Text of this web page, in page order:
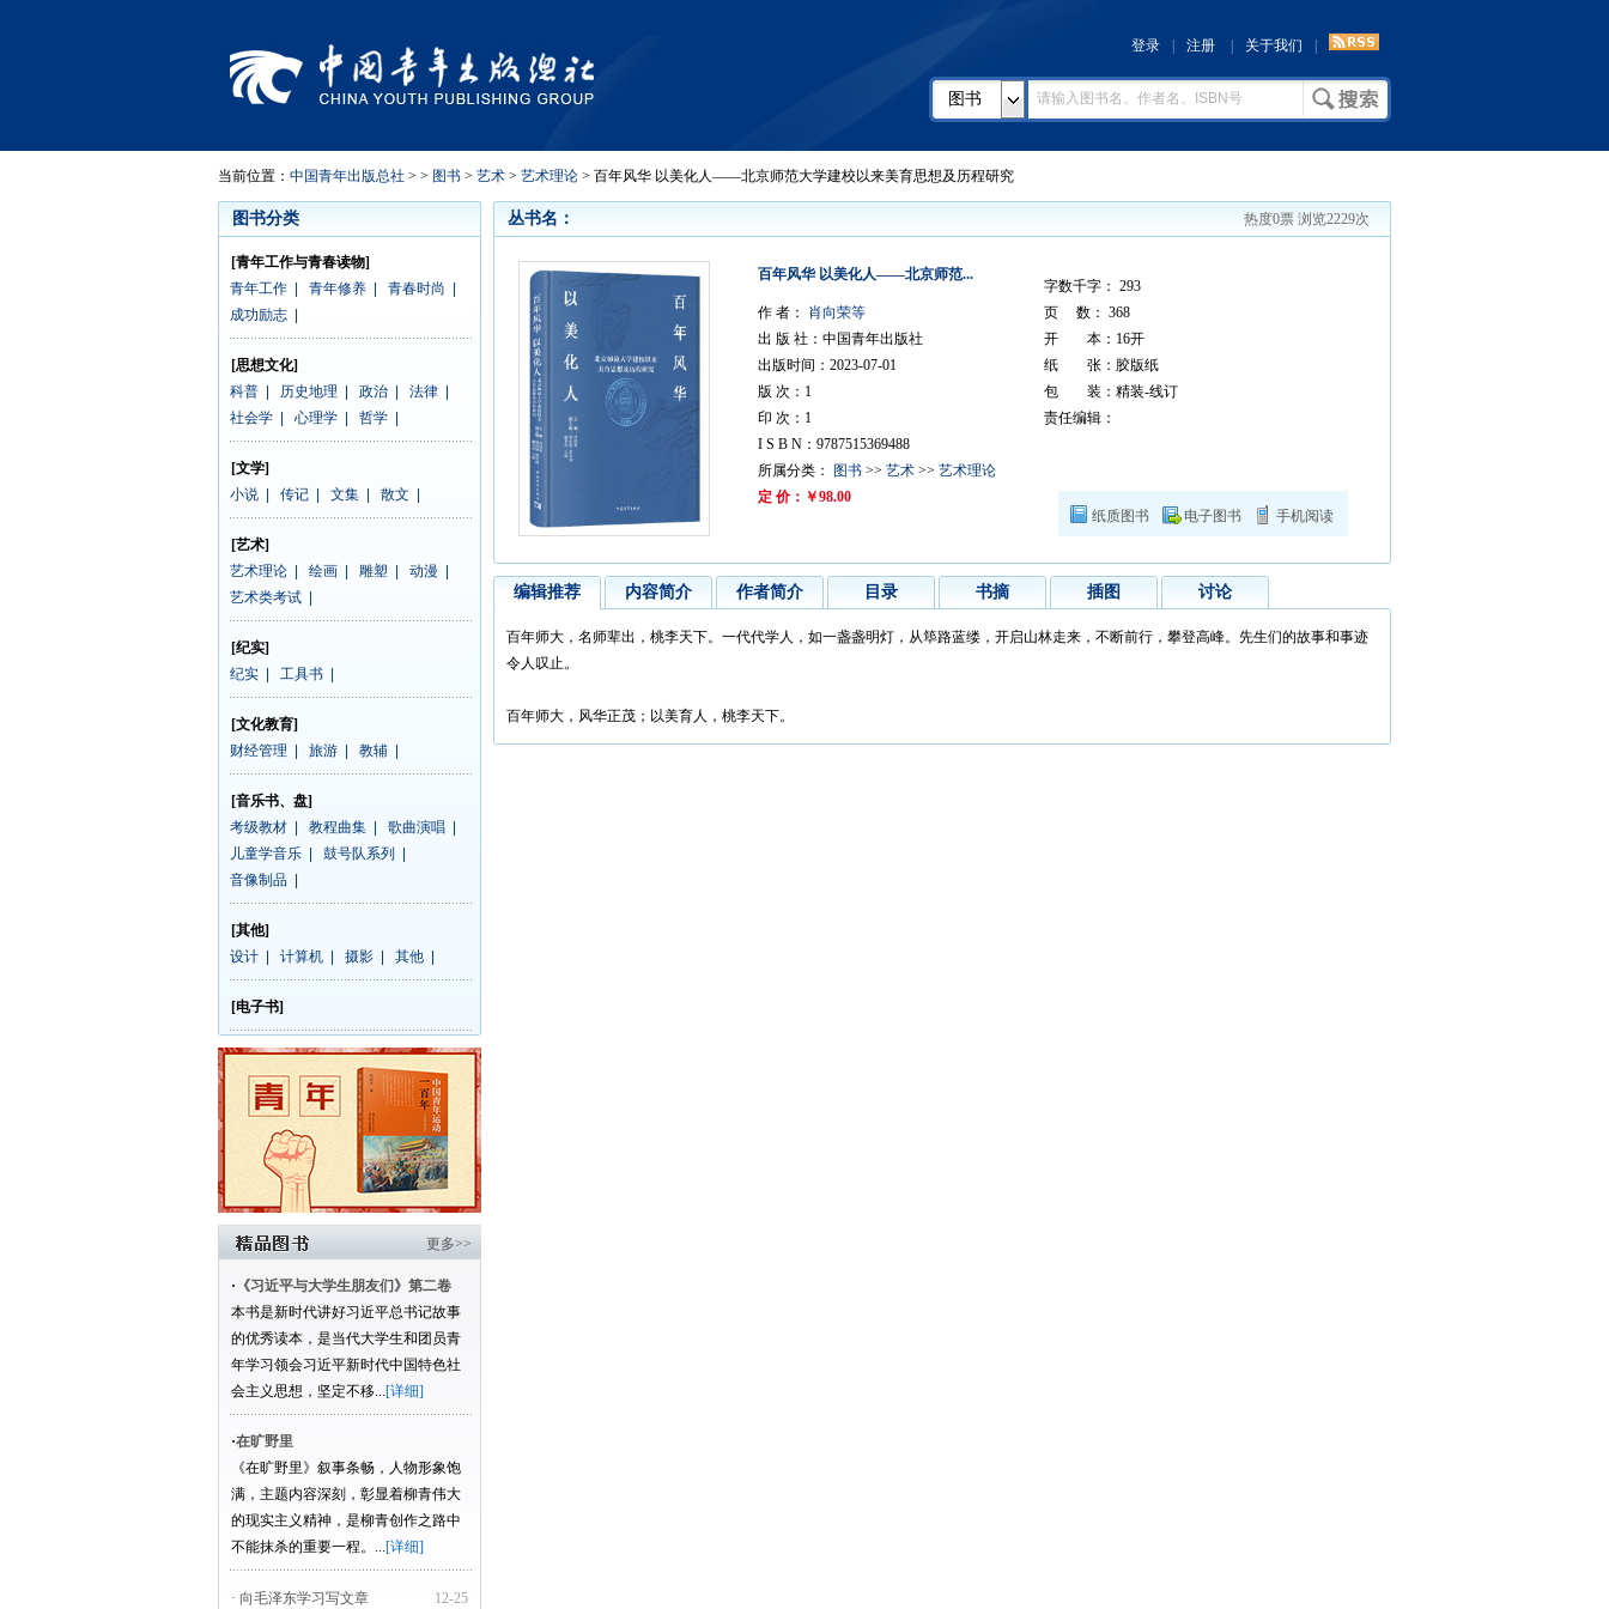
登录 注册 关于我们
图书
当前位置： 中国青年出版总社 > > 图书 > 艺术 > 艺术理论 > 百年风华 以美化人——北京师范大学建校以来美育思想及历程研究
图书分类
[青年工作与青春读物]
青年工作
青年修养 青春时尚
成功励志
[思想文化]
科普
历史地理 政治 法律
社会学
心理学 哲学
[文学]
小说
传记 文集 散文
[艺术]
艺术理论
绘画 雕塑 动漫
艺术类考试
[纪实]
纪实
工具书
[文化教育]
财经管理
旅游 教辅
[音乐书、盘]
考级教材
教程曲集 歌曲演唱
儿童学音乐
鼓号队系列
音像制品
[其他]
设计
计算机 摄影 其他
[电子书]
更多>>
· 《习近平与大学生朋友们》第二卷
本书是新时代讲好习近平总书记故事
的优秀读本，是当代大学生和团员青
年学习领会习近平新时代中国特色社
会主义思想，坚定不移...[详细]
·在旷野里
《在旷野里》叙事条畅，人物形象饱
满，主题内容深刻，彰显着柳青伟大
的现实主义精神，是柳青创作之路中
不能抹杀的重要一程。...[详细]
12-25
· 向毛泽东学习写文章
热度0票 浏览2229次
丛书名：
纸质图书 电子图书 手机阅读
百年风华 以美化人——北京师范...
作 者：
肖向荣等
出 版 社：中国青年出版社
出版时间：2023-07-01
版 次：1
印 次：1
I S B N：9787515369488
所属分类：
图书 >> 艺术 >> 艺术理论
定 价：￥98.00
字数千字： 293
页 数： 368
开 本：16开
纸 张：胶版纸
包 装：精装-线订
责任编辑：
编辑推荐 内容简介 作者简介 目录 书摘 插图 讨论
百年师大，名师辈出，桃李天下。一代代学人，如一盏盏明灯，从筚路蓝缕，开启山林走来，不断前行，攀登高峰。先生们的故事和事迹
令人叹止。
百年师大，风华正茂；以美育人，桃李天下。